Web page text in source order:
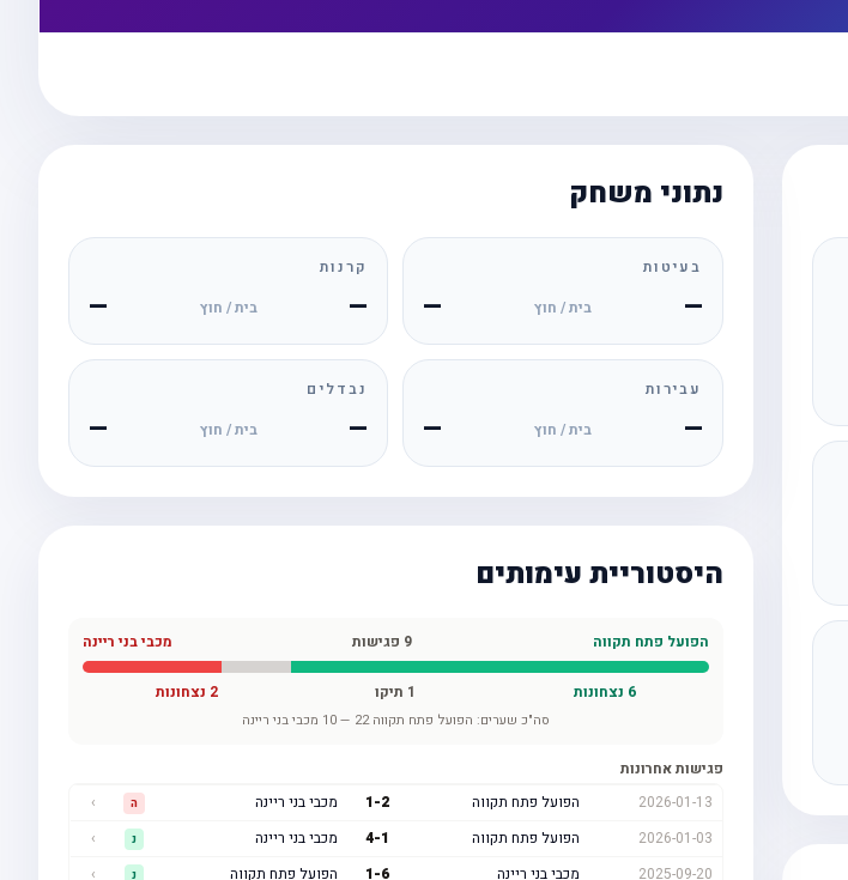
נתוני משחק
בעיטות
— בית / חוץ —
קרנות
— בית / חוץ —
עבירות
— בית / חוץ —
נבדלים
— בית / חוץ —
היסטוריית עימותים
הפועל פתח תקווה 9 פגישות מכבי בני ריינה
6 נצחונות 1 תיקו 2 נצחונות
סה"כ שערים: הפועל פתח תקווה 22
—
10 מכבי בני ריינה
פגישות אחרונות
2026-01-13
הפועל פתח תקווה 1-2 מכבי בני ריינה ה
›
2026-01-03
הפועל פתח תקווה 4-1 מכבי בני ריינה נ
›
2025-09-20
מכבי בני ריינה 1-6 הפועל פתח תקווה נ
›